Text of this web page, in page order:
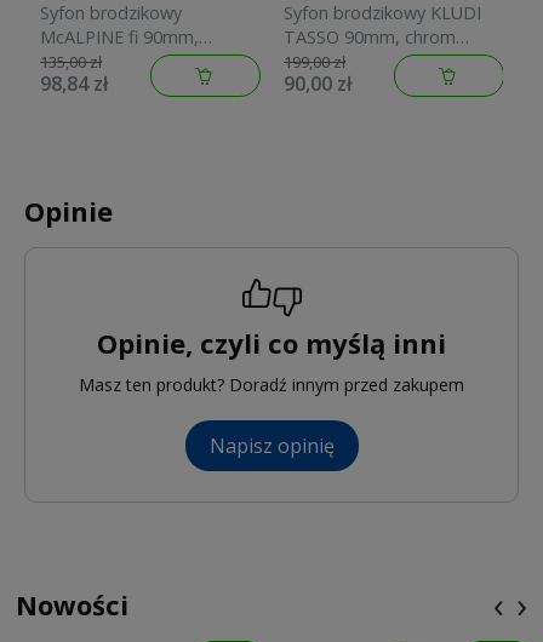
Syfon brodzikowy
McALPINE fi 90mm,
czyszczony od góry, chrom
HC27-CPN-PB
135,00 zł
98,84 zł
Syfon brodzikowy KLUDI
TASSO 90mm, chrom
2109805-00
199,00 zł
90,00 zł
Opinie
Opinie, czyli co myślą inni
Masz ten produkt? Doradź innym przed zakupem
Napisz opinię
Nowości ‹ ›